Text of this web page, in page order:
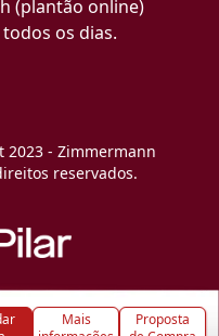
Mais
Proposta
(plantão online)
os dias.
2023 - Zimmermann
reservados.